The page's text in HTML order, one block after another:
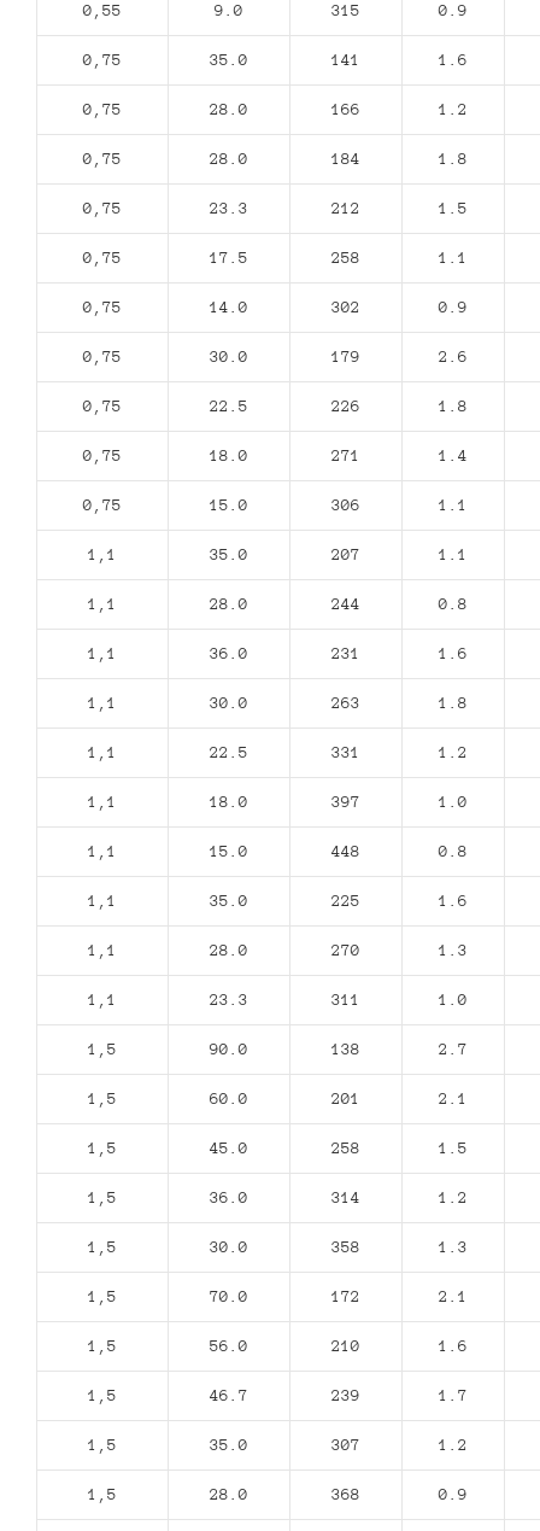
0,55 9.0 315 0.9
0,75 35.0 141 1.6
0,75 28.0 166 1.2
0,75 28.0 184 1.8
0,75 23.3 212 1.5
0,75 17.5 258 1.1
0,75 14.0 302 0.9
0,75 30.0 179 2.6
0,75 22.5 226 1.8
0,75 18.0 271 1.4
0,75 15.0 306 1.1
1,1 35.0 207 1.1
1,1 28.0 244 0.8
1,1 36.0 231 1.6
1,1 30.0 263 1.8
1,1 22.5 331 1.2
1,1 18.0 397 1.0
1,1 15.0 448 0.8
1,1 35.0 225 1.6
1,1 28.0 270 1.3
1,1 23.3 311 1.0
1,5 90.0 138 2.7
1,5 60.0 201 2.1
1,5 45.0 258 1.5
1,5 36.0 314 1.2
1,5 30.0 358 1.3
1,5 70.0 172 2.1
1,5 56.0 210 1.6
1,5 46.7 239 1.7
1,5 35.0 307 1.2
1,5 28.0 368 0.9